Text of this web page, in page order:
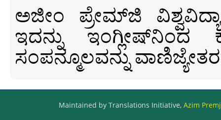
ಅಜೀಂ ಪ್ರೇಮ್‍ಜಿ
ಇದನ್ನು ಇಂಗ್ಲೀಷ್‍ನಿಂದ
ಸಂಪನ್ಮೂಲವನ್ನು
Maintained by Translations Initiative, Azim